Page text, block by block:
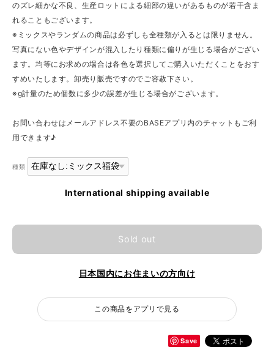
のズレ細かな不良、生産ロットによる細部の違いがあるものが若干含ま
れることもございます。
※ミックスやランダムの商品は必ずしも全種類が入るとは限りません。
写真にない色やデザインが混入したり種類に偏りが生じる場合がござい
ます。均等にお求めの場合は各色を選択してご購入いただくことをおす
すめいたします。卸売り販売ですのでご容赦下さい。
※g計量のため個数に多少の誤差が生じる場合がございます。
お問い合わせはメールアドレス不要のBASEアプリ内のチャットもご利
用できます♪
種類
International shipping available
Sold out
日本国内にお住まいの方向け
この商品をアプリで見る
Save